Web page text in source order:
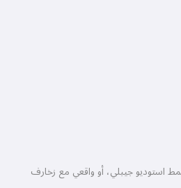
استوديو جيبلي، أو واقعي مع زخارف